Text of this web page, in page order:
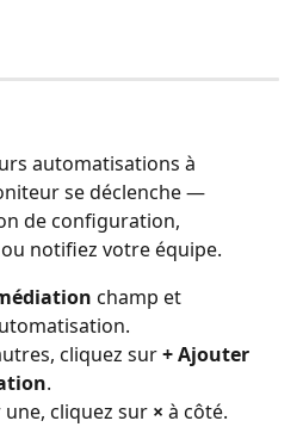
automatisations à
se déclenche —
de configuration,
notifiez votre équipe.
champ et
cliquez sur + Ajouter
.
cliquez sur × à côté.